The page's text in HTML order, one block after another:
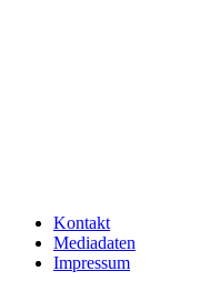
Kontakt
Mediadaten
Impressum